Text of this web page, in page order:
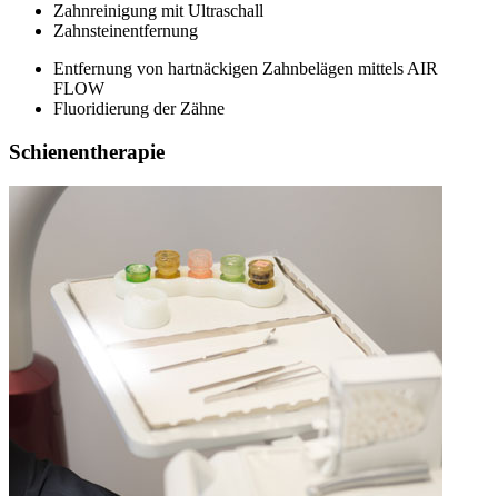
Zahnreinigung mit Ultraschall
Zahnsteinentfernung
Entfernung von hartnäckigen Zahnbelägen mittels AIR
FLOW
Fluoridierung der Zähne
Schienentherapie